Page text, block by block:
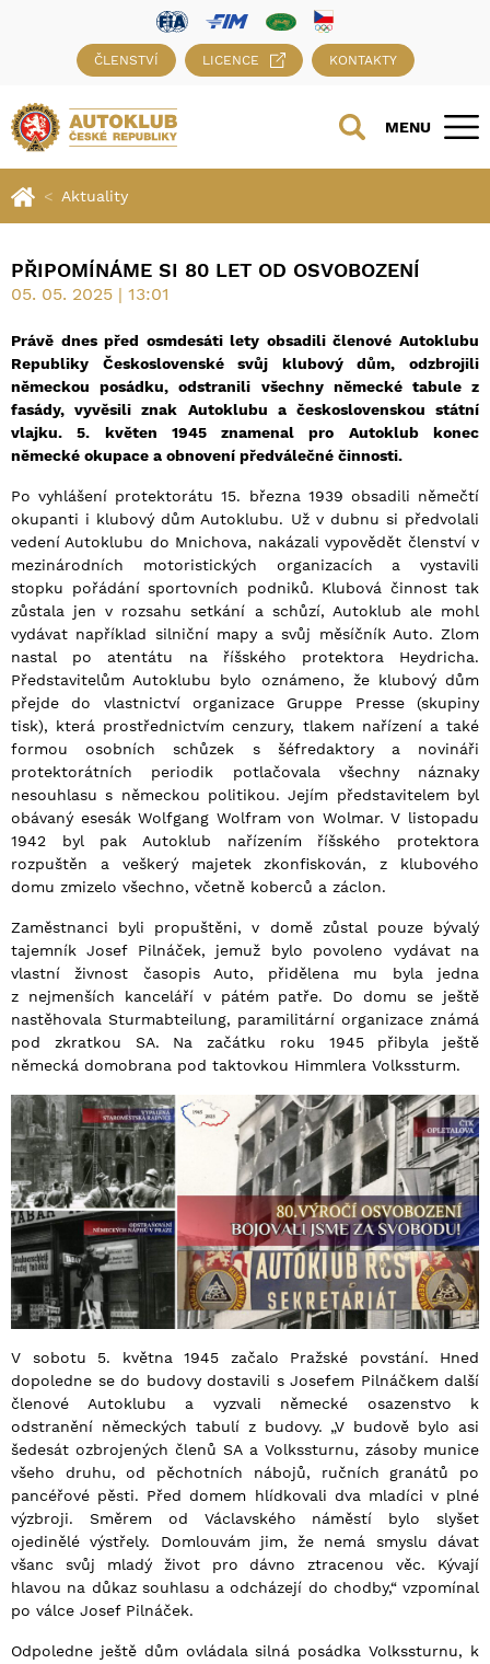
ČLENSTVÍ LICENCE KONTAKTY
MENU
Aktuality
PŘIPOMÍNÁME SI 80 LET OD OSVOBOZENÍ
05. 05. 2025 | 13:01
Právě dnes před osmdesáti lety obsadili členové Autoklubu
Republiky Československé svůj klubový dům, odzbrojili
německou posádku, odstranili všechny německé tabule z
fasády, vyvěsili znak Autoklubu a československou státní
vlajku. 5. květen 1945 znamenal pro Autoklub konec
německé okupace a obnovení předválečné činnosti.
Po vyhlášení protektorátu 15. března 1939 obsadili němečtí
okupanti i klubový dům Autoklubu. Už v dubnu si předvolali
vedení Autoklubu do Mnichova, nakázali vypovědět členství v
mezinárodních motoristických organizacích a vystavili
stopku pořádání sportovních podniků. Klubová činnost tak
zůstala jen v rozsahu setkání a schůzí, Autoklub ale mohl
vydávat například silniční mapy a svůj měsíčník Auto. Zlom
nastal po atentátu na říšského protektora Heydricha.
Představitelům Autoklubu bylo oznámeno, že klubový dům
přejde do vlastnictví organizace Gruppe Presse (skupiny
tisk), která prostřednictvím cenzury, tlakem nařízení a také
formou osobních schůzek s šéfredaktory a novináři
protektorátních periodik potlačovala všechny náznaky
nesouhlasu s německou politikou. Jejím představitelem byl
obávaný esesák Wolfgang Wolfram von Wolmar. V listopadu
1942 byl pak Autoklub nařízením říšského protektora
rozpuštěn a veškerý majetek zkonfiskován, z klubového
domu zmizelo všechno, včetně koberců a záclon.
Zaměstnanci byli propuštěni, v domě zůstal pouze bývalý
tajemník Josef Pilnáček, jemuž bylo povoleno vydávat na
vlastní živnost časopis Auto, přidělena mu byla jedna
z nejmenších kanceláří v pátém patře. Do domu se ještě
nastěhovala Sturmabteilung, paramilitární organizace známá
pod zkratkou SA. Na začátku roku 1945 přibyla ještě
německá domobrana pod taktovkou Himmlera Volkssturm.
V sobotu 5. května 1945 začalo Pražské povstání. Hned
dopoledne se do budovy dostavili s Josefem Pilnáčkem další
členové Autoklubu a vyzvali německé osazenstvo k
odstranění německých tabulí z budovy. „V budově bylo asi
šedesát ozbrojených členů SA a Volkssturnu, zásoby munice
všeho druhu, od pěchotních nábojů, ručních granátů po
pancéřové pěsti. Před domem hlídkovali dva mladíci v plné
výzbroji. Směrem od Václavského náměstí bylo slyšet
ojedinělé výstřely. Domlouvám jim, že nemá smyslu dávat
všanc svůj mladý život pro dávno ztracenou věc. Kývají
hlavou na důkaz souhlasu a odcházejí do chodby,“ vzpomínal
po válce Josef Pilnáček.
Odpoledne ještě dům ovládala silná posádka Volkssturnu, k